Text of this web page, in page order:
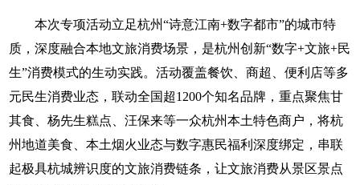
本次专项活动立足杭州“诗意江南+数字都市”的城市特
质，深度融合本地文旅消费场景，是杭州创新“数字+文旅+民
生”消费模式的生动实践。活动覆盖餐饮、商超、便利店等多
元民生消费业态，联动全国超1200个知名品牌，重点聚焦甘
其食、杨先生糕点、汪保来等一众杭州本土特色商户，将杭
州地道美食、本土烟火业态与数字惠民福利深度绑定，串联
起极具杭城辨识度的文旅消费链条，让文旅消费从景区景点